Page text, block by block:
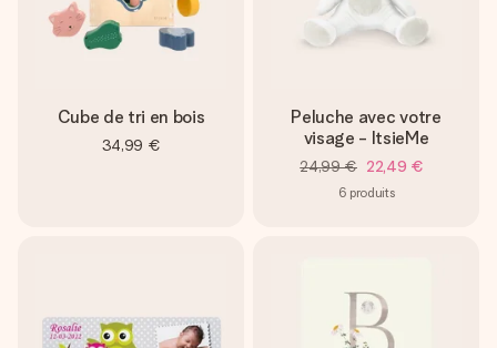
Cube de tri en bois
34,99 €
Peluche avec votre
visage - ItsieMe
24,99 € 22,49 €
6 produits